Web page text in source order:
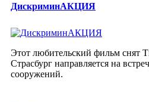
ДискриминАКЦИЯ
Этот любительский фильм снят
Страсбург направляется на
сооружений.